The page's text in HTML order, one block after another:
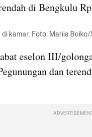
di Bengkulu
kamar. Foto: Mariia
eselon III/
dan